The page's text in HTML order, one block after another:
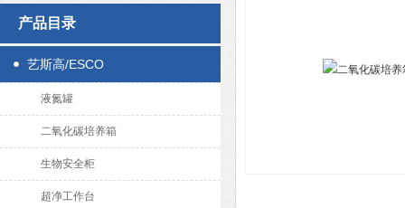
产品目录
艺斯高/ESCO
液氮罐
二氧化碳培养箱
生物安全柜
超净工作台